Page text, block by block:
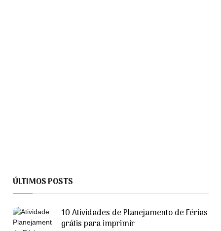
ÚLTIMOS POSTS
10 Atividades de Planejamento de Férias
grátis para imprimir